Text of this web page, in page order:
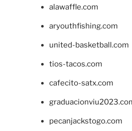
alawaffle.com
aryouthfishing.com
united-basketball.com
tios-tacos.com
cafecito-satx.com
pecanjackstogo.com